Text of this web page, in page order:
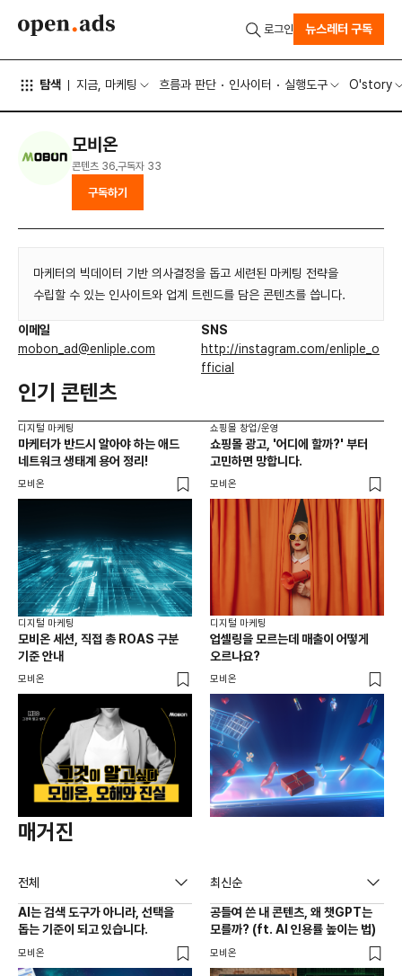
탐색 지금, 마케팅 흐름과 판단 인사이터 실행도구 O'story
로그인 뉴스레터 구독
모비온
콘텐츠 36 구독자 33
구독하기
마케터의 빅데이터 기반 의사결정을 돕고 세련된 마케팅 전략을
수립할 수 있는 인사이트와 업계 트렌드를 담은 콘텐츠를 씁니다.
이메일
mobon_ad@enliple.com
SNS
http://instagram.com/enliple_o
fficial
인기 콘텐츠
디지털 마케팅
마케터가 반드시 알아야 하는 애드
네트워크 생태계 용어 정리!
모비온
쇼핑몰 창업/운영
쇼핑몰 광고, '어디에 할까?' 부터
고민하면 망합니다.
모비온
디지털 마케팅
모비온 세션, 직접 총 ROAS 구분
기준 안내
모비온
디지털 마케팅
업셀링을 모르는데 매출이 어떻게
오르나요?
모비온
매거진
전체 최신순
AI는 검색 도구가 아니라, 선택을
돕는 기준이 되고 있습니다.
모비온
공들여 쓴 내 콘텐츠, 왜 챗GPT는
모를까? (ft. AI 인용률 높이는 법)
모비온